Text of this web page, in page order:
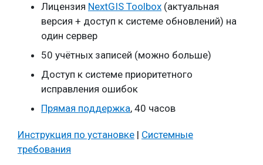
Лицензия NextGIS Toolbox (актуальная
версия + доступ к системе обновлений) на
один сервер
50 учётных записей (можно больше)
Доступ к системе приоритетного
исправления ошибок
Прямая поддержка, 40 часов
Инструкция по установке | Системные
требования